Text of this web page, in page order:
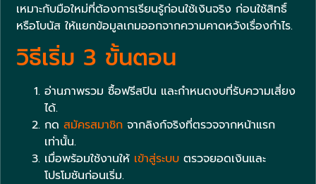
เหมาะกับมือใหม่ที่ต้องการเรียนรู้ก่อนใช้เงินจริง ก่อนใช้สิทธิ์
หรือโบนัส ให้แยกข้อมูลเกมออกจากความคาดหวังเรื่องกำไร.
วิธีเริ่ม 3 ขั้นตอน
อ่านภาพรวม ซื้อฟรีสปิน และกำหนดงบที่รับความเสี่ยง
ได้.
กดสมัครสมาชิก จากลิงก์จริงที่ตรวจจากหน้าแรก
เท่านั้น.
เมื่อพร้อมใช้งานให้ เข้าสู่ระบบ ตรวจยอดเงินและ
โปรโมชันก่อนเริ่ม.